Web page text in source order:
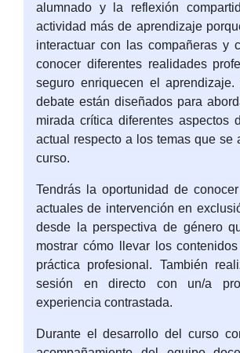
alumnado y la reflexión
actividad más de aprendizaje
interactuar con las compañeras y
conocer diferentes realidades
seguro enriquecen el
debate están diseñados para
mirada crítica diferentes aspectos
actual respecto a los temas que se
curso.
Tendrás la oportunidad de
actuales de intervención en
desde la perspectiva de género
mostrar cómo llevar los
práctica profesional. También
sesión en directo con un/a
experiencia contrastada.
Durante el desarrollo del curso